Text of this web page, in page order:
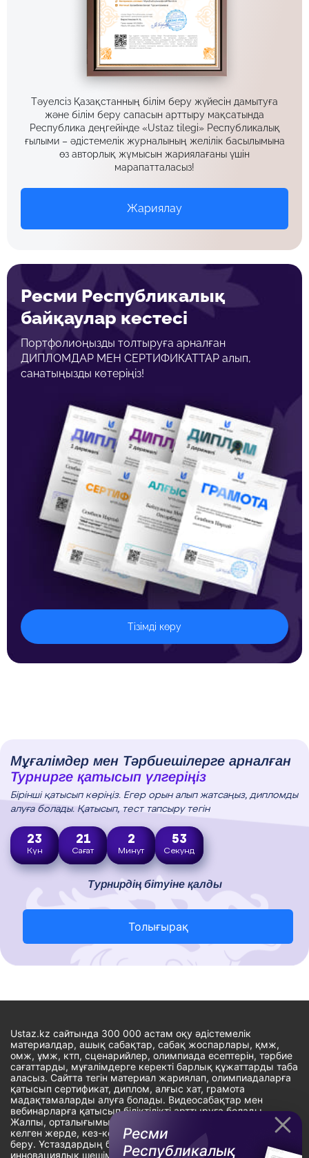
Ресми
Республикалық
Тәуелсіз Қазақстанның білім беру жүйесін дамытуға
және білім беру сапасын арттыру мақсатында
Республика деңгейінде «Ustaz tilegi» Республикалық
ғылыми – әдістемелік журналының желілік басылымына
өз авторлық жұмысын жариялағаны үшін
марапатталасыз!
Жариялау
Ресми Республикалық
байқаулар кестесі
Портфолиоңызды толтыруға арналған
ДИПЛОМДАР МЕН СЕРТИФИКАТТАР алып,
санатыңызды көтеріңіз!
Тізімді көру
Мұғалімдер мен Тәрбиешілерге арналған
Турнирге қатысып үлгеріңіз
Бірінші қатысып көріңіз. Егер орын алып жатсаңыз, дипломды
алуға болады. Қатысып, тест тапсыру тегін
23
Күн
21
Сағат
2
Минут
52
Секунд
Турнирдің бітуіне қалды
Толығырақ
Ustaz.kz сайтында 300 000 астам оқу әдістемелік
материалдар, ашық сабақтар, сабақ жоспарлары, қмж,
омж, ұмж, ктп, сценарийлер, олимпиада есептерін, тәрбие
сағаттарды, мұғалімдерге керекті барлық құжаттарды таба
аласыз. Сайтта тегін материал жариялап, олимпиадаларға
қатысып сертификат, диплом, алғыс хат, грамота
мадақтамаларды алуға болады. Видеосабақтар мен
вебинарларға қатысып біліктілікті арттыруға болады.
Жалпы, орталығымыздың басты мақсаты: ұстаздарға кез-
келген жерде, кез-келген уақытта білім алуына мүмкіндік
беру. Ұстаздардың барлық өзекті мәселелеріне
инновациялық шешім тауып, шығармашылық жұмыспен